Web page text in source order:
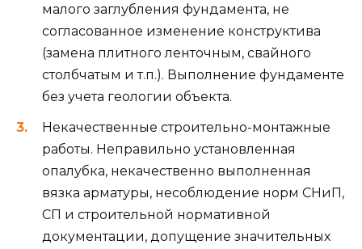
малого заглубления фундамента, не
согласованное изменение конструктива
(замена плитного ленточным, свайного
столбчатым и т.п.). Выполнение фундаменте
без учета геологии объекта.
Некачественные строительно-монтажные
работы. Неправильно установленная
опалубка, некачественно выполненная
вязка арматуры, несоблюдение норм СНиП,
СП и строительной нормативной
документации, допущение значительных